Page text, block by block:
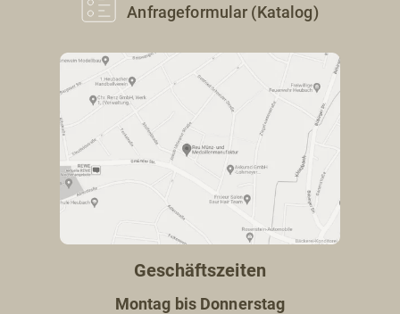
Anfrageformular (Katalog)
Geschäftszeiten
Montag bis Donnerstag